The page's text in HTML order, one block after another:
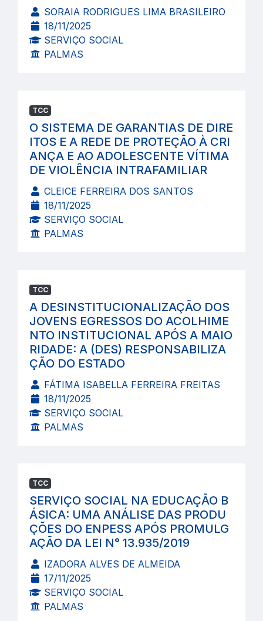
SORAIA RODRIGUES LIMA BRASILEIRO
18/11/2025
SERVIÇO SOCIAL
PALMAS
TCC
O SISTEMA DE GARANTIAS DE DIRE
ITOS E A REDE DE PROTEÇÃO À CRI
ANÇA E AO ADOLESCENTE VÍTIMA
DE VIOLÊNCIA INTRAFAMILIAR
CLEICE FERREIRA DOS SANTOS
18/11/2025
SERVIÇO SOCIAL
PALMAS
TCC
A DESINSTITUCIONALIZAÇÃO DOS
JOVENS EGRESSOS DO ACOLHIME
NTO INSTITUCIONAL APÓS A MAIO
RIDADE: A (DES) RESPONSABILIZA
ÇÃO DO ESTADO
FÁTIMA ISABELLA FERREIRA FREITAS
18/11/2025
SERVIÇO SOCIAL
PALMAS
TCC
SERVIÇO SOCIAL NA EDUCAÇÃO B
ÁSICA: UMA ANÁLISE DAS PRODU
ÇÕES DO ENPESS APÓS PROMULG
AÇÃO DA LEI N° 13.935/2019
IZADORA ALVES DE ALMEIDA
17/11/2025
SERVIÇO SOCIAL
PALMAS